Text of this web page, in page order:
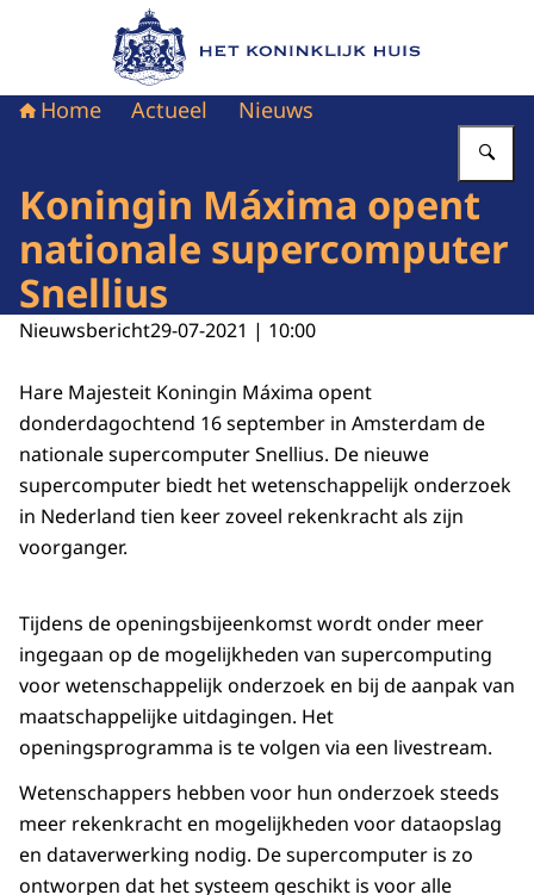
Naar de homepage van Het Koninklijk Huis
Home Actueel Nieuws
Koningin Máxima opent
nationale supercomputer
Snellius
Nieuwsbericht29-07-2021 | 10:00
Hare Majesteit Koningin Máxima opent
donderdagochtend 16 september in Amsterdam de
nationale supercomputer Snellius. De nieuwe
supercomputer biedt het wetenschappelijk onderzoek
in Nederland tien keer zoveel rekenkracht als zijn
voorganger.
Tijdens de openingsbijeenkomst wordt onder meer
ingegaan op de mogelijkheden van supercomputing
voor wetenschappelijk onderzoek en bij de aanpak van
maatschappelijke uitdagingen. Het
openingsprogramma is te volgen via een livestream.
Wetenschappers hebben voor hun onderzoek steeds
meer rekenkracht en mogelijkheden voor dataopslag
en dataverwerking nodig. De supercomputer is zo
ontworpen dat het systeem geschikt is voor alle